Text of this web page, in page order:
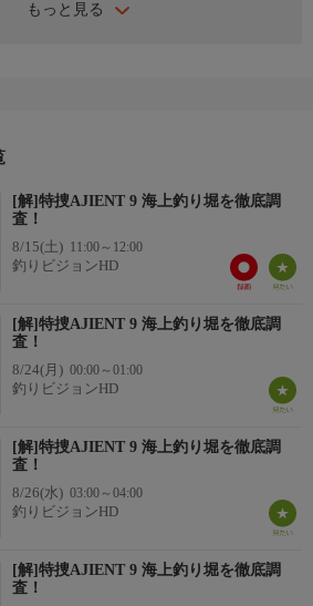
もっと見る
を打つ！
[解]特捜AJIENT 9 海上釣り堀を徹底調
査！
8/15(土) 11:00～12:00
釣りビジョンHD
[解]特捜AJIENT 9 海上釣り堀を徹底調
査！
8/24(月) 00:00～01:00
釣りビジョンHD
[解]特捜AJIENT 9 海上釣り堀を徹底調
査！
8/26(水) 03:00～04:00
釣りビジョンHD
[解]特捜AJIENT 9 海上釣り堀を徹底調
査！